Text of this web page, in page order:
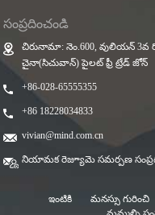
సంప్రదించండి
చిరునామా: నెం.600, వులియన్ 3వ
చైనా(సిచువాన్) పైలట్ ఫ్రీ ట్రేడ్ జోన్
+86-028-65555355
+86 18228034833
vivian@mind.com.cn
నియామక రెజ్యూమె సమర్పణ
ఇంటికి మనస్సు గురించి